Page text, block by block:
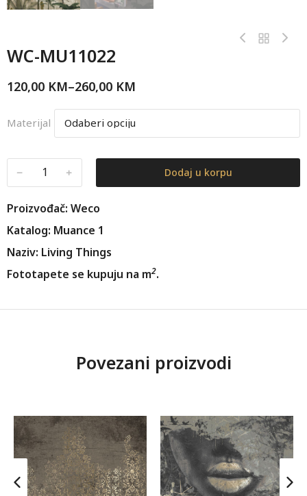
WC-MU11022
120,00 KM–260,00 KM
Materijal
﹣ ﹢ Dodaj u korpu
Proizvođač: Weco
Katalog: Muance 1
Naziv: Living Things
Fototapete se kupuju na m2.
Povezani proizvodi